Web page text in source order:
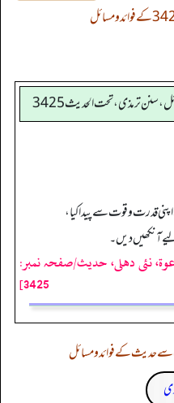
سنن ترمذی، تحت الحديث 3425
قدرت وقوت سے پیدا کیا،
آنکھیں دیں۔
نئى دهلى، حدیث/صفحہ نمبر:
3425]
حدیث کے فوائد و مسائل